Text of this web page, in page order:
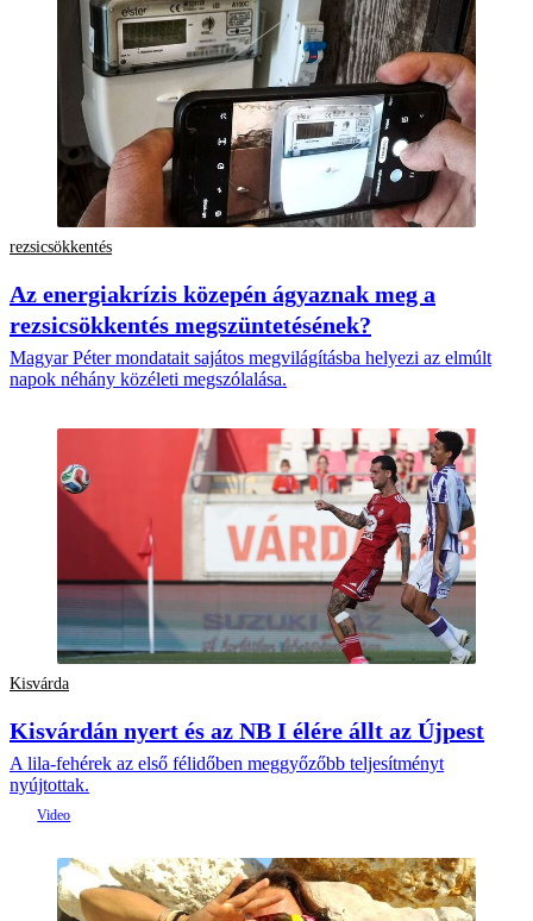
rezsicsökkentés
Az energiakrízis közepén ágyaznak meg a
rezsicsökkentés megszüntetésének?
Magyar Péter mondatait sajátos megvilágításba helyezi az elmúlt
napok néhány közéleti megszólalása.
Kisvárda
Kisvárdán nyert és az NB I élére állt az Újpest
A lila-fehérek az első félidőben meggyőzőbb teljesítményt
nyújtottak.